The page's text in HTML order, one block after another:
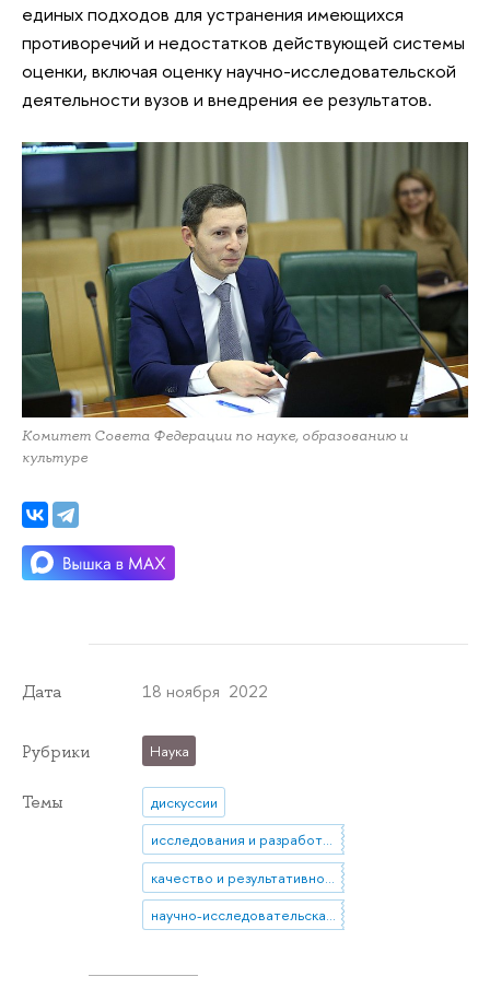
единых подходов для устранения имеющихся
противоречий и недостатков действующей системы
оценки, включая оценку научно-исследовательской
деятельности вузов и внедрения ее результатов.
Комитет Совета Федерации по науке, образованию и
культуре
Дата 18 ноября 2022
Рубрики Наука
Темы
дискуссии
исследования и разработки (НИОКР)
качество и результативность научной деятельности
научно-исследовательская деятельность